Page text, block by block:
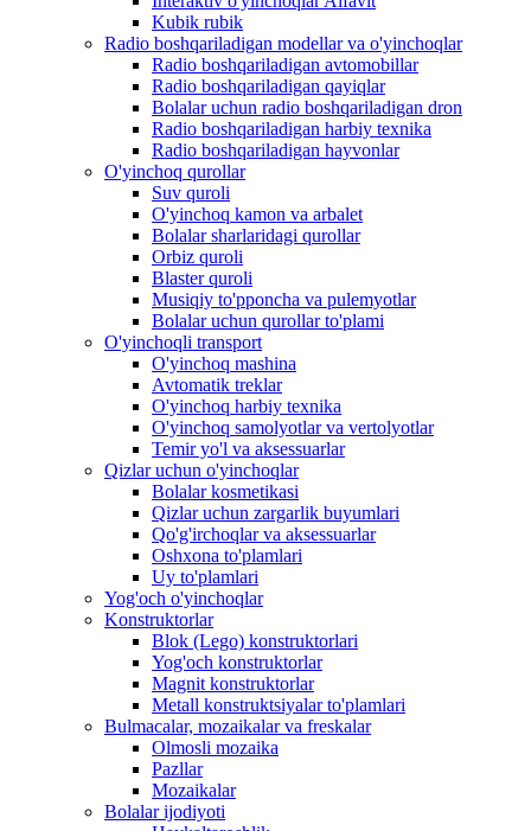
Kubik rubik
Radio boshqariladigan modellar va o'yinchoqlar
Radio boshqariladigan avtomobillar
Radio boshqariladigan qayiqlar
Bolalar uchun radio boshqariladigan dron
Radio boshqariladigan harbiy texnika
Radio boshqariladigan hayvonlar
O'yinchoq qurollar
Suv quroli
O'yinchoq kamon va arbalet
Bolalar sharlaridagi qurollar
Orbiz quroli
Blaster quroli
Musiqiy to'pponcha va pulemyotlar
Bolalar uchun qurollar to'plami
O'yinchoqli transport
O'yinchoq mashina
Avtomatik treklar
O'yinchoq harbiy texnika
O'yinchoq samolyotlar va vertolyotlar
Temir yo'l va aksessuarlar
Qizlar uchun o'yinchoqlar
Bolalar kosmetikasi
Qizlar uchun zargarlik buyumlari
Qo'g'irchoqlar va aksessuarlar
Oshxona to'plamlari
Uy to'plamlari
Yog'och o'yinchoqlar
Konstruktorlar
Blok (Lego) konstruktorlari
Yog'och konstruktorlar
Magnit konstruktorlar
Metall konstruktsiyalar to'plamlari
Bulmacalar, mozaikalar va freskalar
Olmosli mozaika
Pazllar
Mozaikalar
Bolalar ijodiyoti